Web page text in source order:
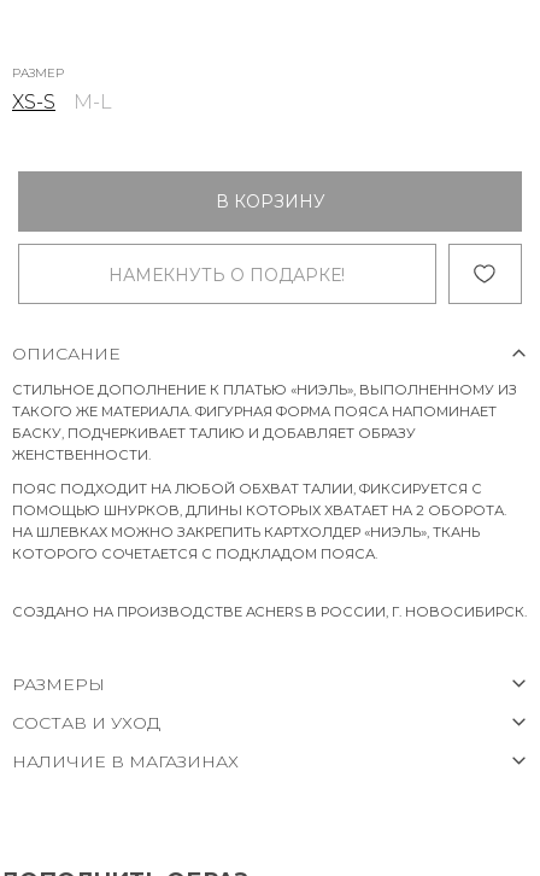
РАЗМЕР
XS-S M-L
В КОРЗИНУ
НАМЕКНУТЬ О ПОДАРКЕ!
ОПИСАНИЕ
СТИЛЬНОЕ ДОПОЛНЕНИЕ К ПЛАТЬЮ «НИЭЛЬ», ВЫПОЛНЕННОМУ ИЗ
ТАКОГО ЖЕ МАТЕРИАЛА. ФИГУРНАЯ ФОРМА ПОЯСА НАПОМИНАЕТ
БАСКУ, ПОДЧЕРКИВАЕТ ТАЛИЮ И ДОБАВЛЯЕТ ОБРАЗУ
ЖЕНСТВЕННОСТИ.
ПОЯС ПОДХОДИТ НА ЛЮБОЙ ОБХВАТ ТАЛИИ, ФИКСИРУЕТСЯ С
ПОМОЩЬЮ ШНУРКОВ, ДЛИНЫ КОТОРЫХ ХВАТАЕТ НА 2 ОБОРОТА.
НА ШЛЕВКАХ МОЖНО ЗАКРЕПИТЬ КАРТХОЛДЕР «НИЭЛЬ», ТКАНЬ
КОТОРОГО СОЧЕТАЕТСЯ С ПОДКЛАДОМ ПОЯСА.
СОЗДАНО НА ПРОИЗВОДСТВЕ ACHERS В РОССИИ, Г. НОВОСИБИРСК.
РАЗМЕРЫ
СОСТАВ И УХОД
НАЛИЧИЕ В МАГАЗИНАХ